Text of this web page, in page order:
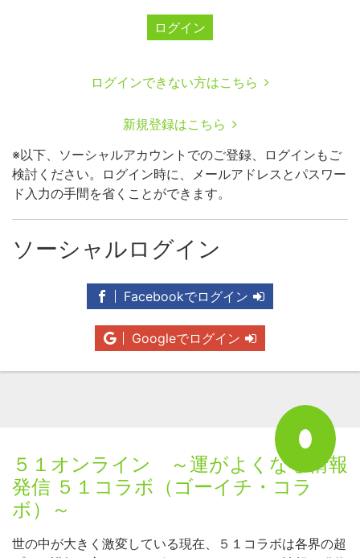
ログイン
ログインできない方はこちら
新規登録はこちら
※以下、ソーシャルアカウントでのご登録、ログインもご
検討ください。ログイン時に、メールアドレスとパスワー
ド入力の手間を省くことができます。
ソーシャルログイン
Facebookでログイン
Googleでログイン
５１オンライン ～運がよくなる情報
発信 ５１コラボ（ゴーイチ・コラ
ボ）～
世の中が大きく激変している現在、５１コラボは各界の超